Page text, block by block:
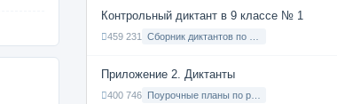
Контрольный диктант в 9 классе № 1
459 231
Приложение 2. Диктанты
400 746